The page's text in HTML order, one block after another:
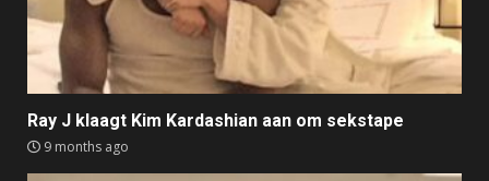
Ray J klaagt Kim Kardashian aan om sekstape
9 months ago